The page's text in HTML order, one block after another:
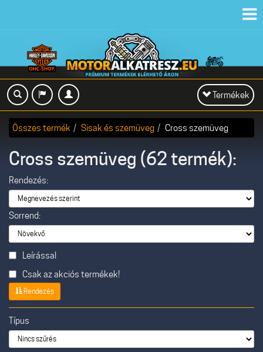
Toggle
navigation
Termékek
Összes termék Sisak és szemüveg Cross szemüveg
Cross szemüveg (62 termék):
Rendezés:
Sorrend:
Leírással
Csak az akciós termékek!
Rendezés
Típus